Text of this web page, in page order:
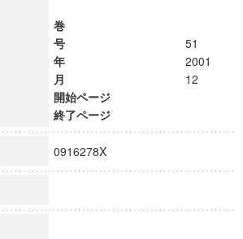
巻
号
51
年
2001
月
12
開始ページ
終了ページ
0916278X